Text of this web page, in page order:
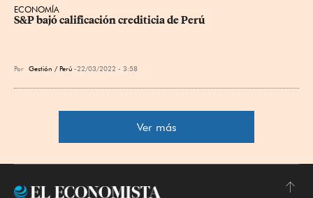
ECONOMÍA
S&P bajó calificación crediticia de Perú
Por Gestión / Perú 22/03/2022 - 3:58
Ver más